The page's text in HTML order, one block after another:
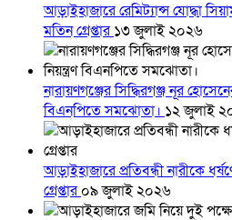
আড়াইহাজারে রেমিট্যান্স যোদ্ধা
মতিন গ্রেপ্তার১৩ জুলাই ২০২৬
নারায়ণগঞ্জের সিদ্ধিরগঞ্জ নূর
বিএনপিতে সমঝোতা। ১২ জুলাই
আড়াইহাজারে প্রতিবন্ধী নারীকে
গ্রেপ্তার০৯ জুলাই ২০২৬